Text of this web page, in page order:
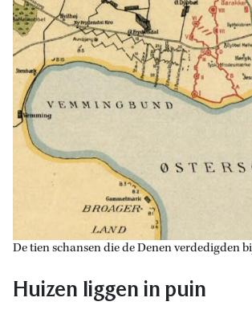
De tien schansen die de Denen verdedigden
Huizen liggen in puin